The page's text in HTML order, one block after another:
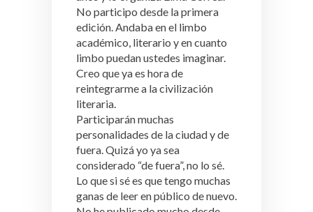
No participo desde la primera
edición. Andaba en el limbo
académico, literario y en cuanto
limbo puedan ustedes imaginar.
Creo que ya es hora de
reintegrarme a la civilización
literaria.
Participarán muchas
personalidades de la ciudad y de
fuera. Quizá yo ya sea
considerado “de fuera”, no lo sé.
Lo que si sé es que tengo muchas
ganas de leer en público de nuevo.